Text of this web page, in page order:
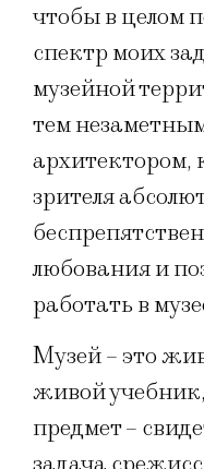
чтобы в целом
спектр моих
музейной
тем
архитектором,
зрителя
любования и
работать в
Музей – это
живой
предмет –